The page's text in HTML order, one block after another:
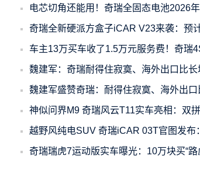
电芯切角还能用！奇瑞全固态电池2026
奇瑞全新硬派方盒子iCAR V23来袭：预
车主13万买车收了1.5万元服务费！奇瑞
魏建军：奇瑞耐得住寂寞、海外出口比长
魏建军盛赞奇瑞：耐得住寂寞、海外出
神似问界M9 奇瑞风云T11实车亮相：双
越野风纯电SUV 奇瑞iCAR 03T官图发布
奇瑞瑞虎7运动版实车曝光：10万块买“路